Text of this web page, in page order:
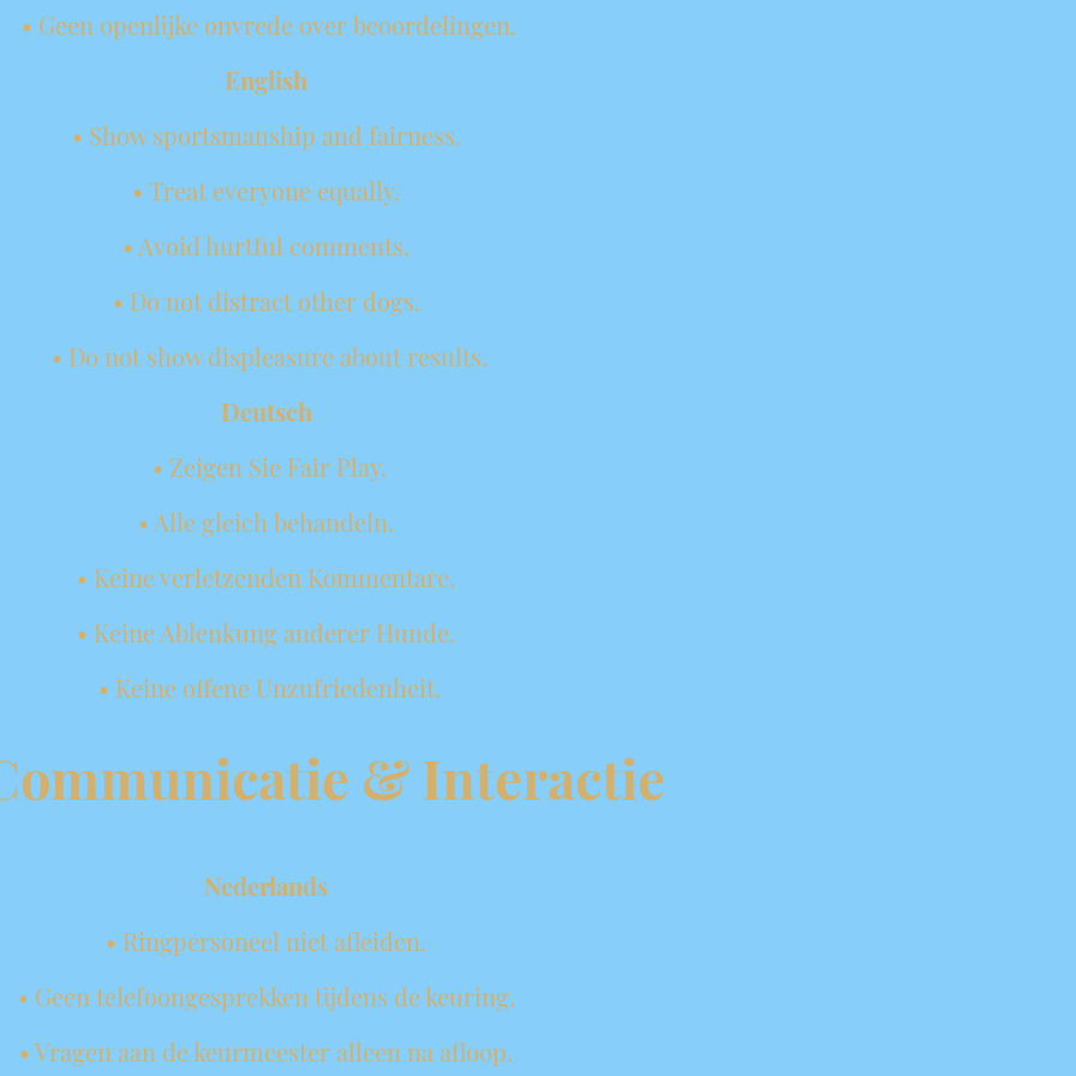
• Geen openlijke onvrede over beoordelingen.
English
• Show sportsmanship and fairness.
• Treat everyone equally.
• Avoid hurtful comments.
• Do not distract other dogs.
• Do not show displeasure about results.
Deutsch
• Zeigen Sie Fair Play.
• Alle gleich behandeln.
• Keine verletzenden Kommentare.
• Keine Ablenkung anderer Hunde.
• Keine offene Unzufriedenheit.
& Interactie
Nederlands
• Ringpersoneel niet afleiden.
• Geen telefoongesprekken tijdens de keuring.
• Vragen aan de keurmeester alleen na afloop.